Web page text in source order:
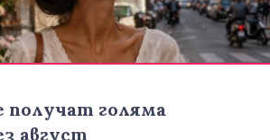
получат голяма
август